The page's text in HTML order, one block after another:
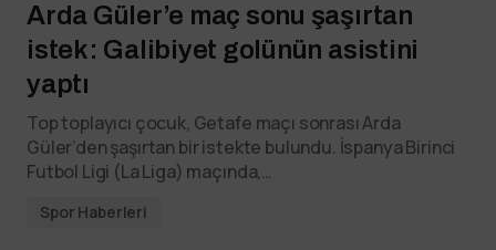
Arda Güler’e maç sonu şaşırtan
istek: Galibiyet golünün asistini
yaptı
Top toplayıcı çocuk, Getafe maçı sonrası Arda
Güler’den şaşırtan bir istekte bulundu. İspanya Birinci
Futbol Ligi (La Liga) maçında,…
Spor Haberleri